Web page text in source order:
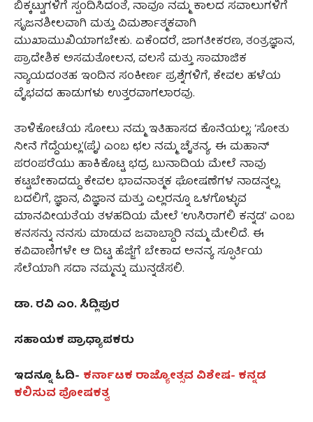
ಬಿಕ್ಕಟ್ಟುಗಳಿಗೆ ಸ್ಪಂದಿಸಿದಂತೆ, ನಾವೂ ನಮ್ಮ ಕಾಲದ ಸವಾಲುಗಳಿಗೆ
ಸೃಜನಶೀಲವಾಗಿ ಮತ್ತು ವಿಮರ್ಶಾತ್ಮಕವಾಗಿ
ಮುಖಾಮುಖಿಯಾಗಬೇಕು. ಏಕೆಂದರೆ, ಜಾಗತೀಕರಣ, ತಂತ್ರಜ್ಞಾನ,
ಪ್ರಾದೇಶಿಕ ಅಸಮತೋಲನ, ವಲಸೆ ಮತ್ತು ಸಾಮಾಜಿಕ
ನ್ಯಾಯದಂತಹ ಇಂದಿನ ಸಂಕೀರ್ಣ ಪ್ರಶ್ನೆಗಳಿಗೆ, ಕೇವಲ ಹಳೆಯ
ವೈಭವದ ಹಾಡುಗಳು ಉತ್ತರವಾಗಲಾರವು.
ತಾಳಿಕೋಟೆಯ ಸೋಲು ನಮ್ಮ ಇತಿಹಾಸದ ಕೊನೆಯಲ್ಲ; ‘ಸೋತು
ನೀನೆ ಗೆದ್ದೆಯಲ್ಲ’(ಪೈ) ಎಂಬ ಛಲ ನಮ್ಮ ಚೈತನ್ಯ. ಈ ಮಹಾನ್
ಪರಂಪರೆಯು ಹಾಕಿಕೊಟ್ಟ ಭದ್ರ ಬುನಾದಿಯ ಮೇಲೆ ನಾವು
ಕಟ್ಟಬೇಕಾದದ್ದು ಕೇವಲ ಭಾವನಾತ್ಮಕ ಘೋಷಣೆಗಳ ನಾಡನ್ನಲ್ಲ.
ಬದಲಿಗೆ, ಜ್ಞಾನ, ವಿಜ್ಞಾನ ಮತ್ತು ಎಲ್ಲರನ್ನೂ ಒಳಗೊಳ್ಳುವ
ಮಾನವೀಯತೆಯ ತಳಹದಿಯ ಮೇಲೆ ‘ಉಸಿರಾಗಲಿ ಕನ್ನಡ’ ಎಂಬ
ಕನಸನ್ನು ನನಸು ಮಾಡುವ ಜವಾಬ್ದಾರಿ ನಮ್ಮ ಮೇಲಿದೆ. ಈ
ಕವಿವಾಣಿಗಳೇ ಆ ದಿಟ್ಟ ಹೆಜ್ಜೆಗೆ ಬೇಕಾದ ಅನನ್ಯ ಸ್ಫೂರ್ತಿಯ
ಸೆಲೆಯಾಗಿ ಸದಾ ನಮ್ಮನ್ನು ಮುನ್ನಡೆಸಲಿ.
ಡಾ. ರವಿ ಎಂ. ಸಿದ್ಲಿಪುರ‌
ಸಹಾಯಕ ಪ್ರಾಧ್ಯಾಪಕರು
ಇದನ್ನೂ ಓದಿ- ಕರ್ನಾಟಕ ರಾಜ್ಯೋತ್ಸವ ವಿಶೇಷ- ಕನ್ನಡ
ಕಲಿಸುವ ಪೋಷಕತ್ವ